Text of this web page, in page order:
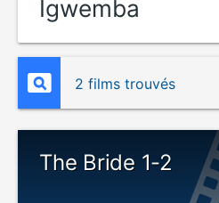
Igwemba
2 films trouvés
The Bride 1-2